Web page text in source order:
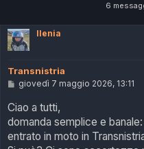
6
Ilenia
Transnistria
M
s
s
a
g
g
giovedì 7 maggio 2026, 13:11
Ciao a tutti,
domanda semplice e
entrato in moto in